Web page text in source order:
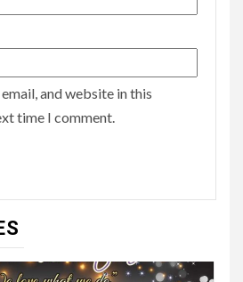
email, and website in this
time I comment.